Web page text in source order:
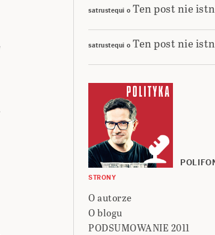
satrustequi o Ten post nie
satrustequi o Ten post nie
STRONY
O autorze
O blogu
PODSUMOWANIE 2011